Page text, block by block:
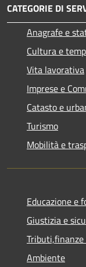
CATEGORIE DI
Anagrafe e
Cultura e
Vita lavorativa
Imprese e
Catasto e
Turismo
Mobilità e
Educazione e
Giustizia e
Ambiente